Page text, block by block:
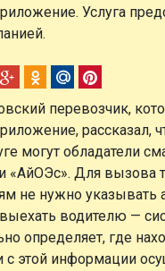
Услуга
перевозчик,
рассказал,
могут обладатели
«АйОЭс». Для вызова
не нужно указывать
водителю —
определяет, где
с этой информации